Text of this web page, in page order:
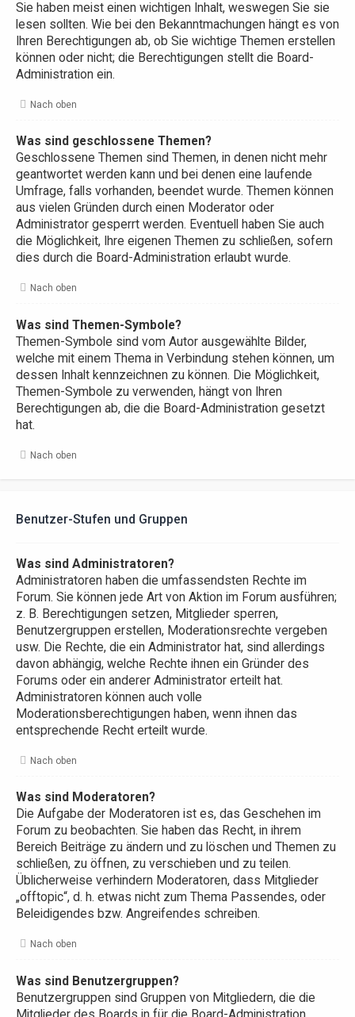
Sie haben meist einen wichtigen Inhalt, weswegen Sie sie
lesen sollten. Wie bei den Bekanntmachungen hängt es von
Ihren Berechtigungen ab, ob Sie wichtige Themen erstellen
können oder nicht; die Berechtigungen stellt die Board-
Administration ein.
Nach oben
Was sind geschlossene Themen?
Geschlossene Themen sind Themen, in denen nicht mehr
geantwortet werden kann und bei denen eine laufende
Umfrage, falls vorhanden, beendet wurde. Themen können
aus vielen Gründen durch einen Moderator oder
Administrator gesperrt werden. Eventuell haben Sie auch
die Möglichkeit, Ihre eigenen Themen zu schließen, sofern
dies durch die Board-Administration erlaubt wurde.
Nach oben
Was sind Themen-Symbole?
Themen-Symbole sind vom Autor ausgewählte Bilder,
welche mit einem Thema in Verbindung stehen können, um
dessen Inhalt kennzeichnen zu können. Die Möglichkeit,
Themen-Symbole zu verwenden, hängt von Ihren
Berechtigungen ab, die die Board-Administration gesetzt
hat.
Nach oben
Benutzer-Stufen und Gruppen
Was sind Administratoren?
Administratoren haben die umfassendsten Rechte im
Forum. Sie können jede Art von Aktion im Forum ausführen;
z. B. Berechtigungen setzen, Mitglieder sperren,
Benutzergruppen erstellen, Moderationsrechte vergeben
usw. Die Rechte, die ein Administrator hat, sind allerdings
davon abhängig, welche Rechte ihnen ein Gründer des
Forums oder ein anderer Administrator erteilt hat.
Administratoren können auch volle
Moderationsberechtigungen haben, wenn ihnen das
entsprechende Recht erteilt wurde.
Nach oben
Was sind Moderatoren?
Die Aufgabe der Moderatoren ist es, das Geschehen im
Forum zu beobachten. Sie haben das Recht, in ihrem
Bereich Beiträge zu ändern und zu löschen und Themen zu
schließen, zu öffnen, zu verschieben und zu teilen.
Üblicherweise verhindern Moderatoren, dass Mitglieder
„offtopic“, d. h. etwas nicht zum Thema Passendes, oder
Beleidigendes bzw. Angreifendes schreiben.
Nach oben
Was sind Benutzergruppen?
Benutzergruppen sind Gruppen von Mitgliedern, die die